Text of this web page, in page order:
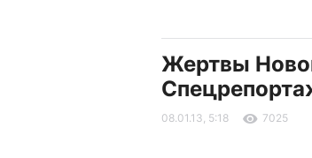
Жертвы
08.01.13, 5:18 7025